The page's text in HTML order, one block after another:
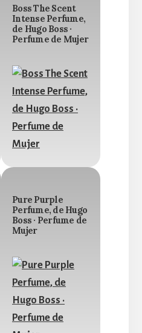
Boss The Scent
Intense Perfume,
de Hugo Boss ·
Perfume de Mujer
Pure Purple
Perfume, de Hugo
Boss · Perfume de
Mujer